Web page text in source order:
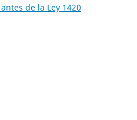
de la Ley 1420